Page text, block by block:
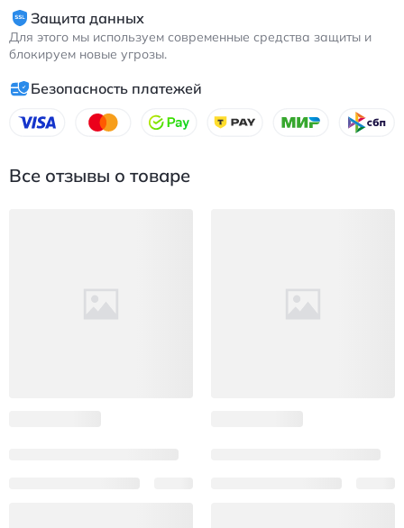
Защита данных
Для этого мы используем современные средства защиты и
блокируем новые угрозы.
Безопасность платежей
Все отзывы о товаре